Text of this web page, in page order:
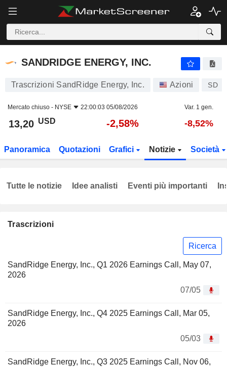
SANDRIDGE ENERGY, INC.
SANDRIDGE ENERGY, INC.
Trascrizioni SandRidge Energy, Inc. Azioni SD
Mercato chiuso - NYSE 22:00:03 05/08/2026 Var. 1 gen.
13,20 USD -2,58% -8,52%
Panoramica Quotazioni Grafici Notizie Società
Trascrizioni
Ricerca
SandRidge Energy, Inc., Q1 2026 Earnings Call, May 07,
2026
07/05
SandRidge Energy, Inc., Q4 2025 Earnings Call, Mar 05,
2026
05/03
SandRidge Energy, Inc., Q3 2025 Earnings Call, Nov 06,
Tutte le notizie Idee analisti Eventi più importanti